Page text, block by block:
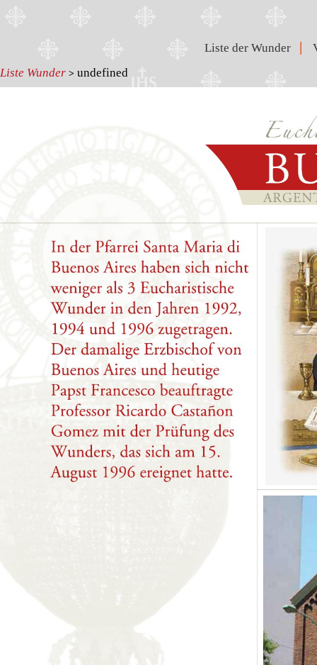
Liste Wunder > undefined
Liste der Wunder |